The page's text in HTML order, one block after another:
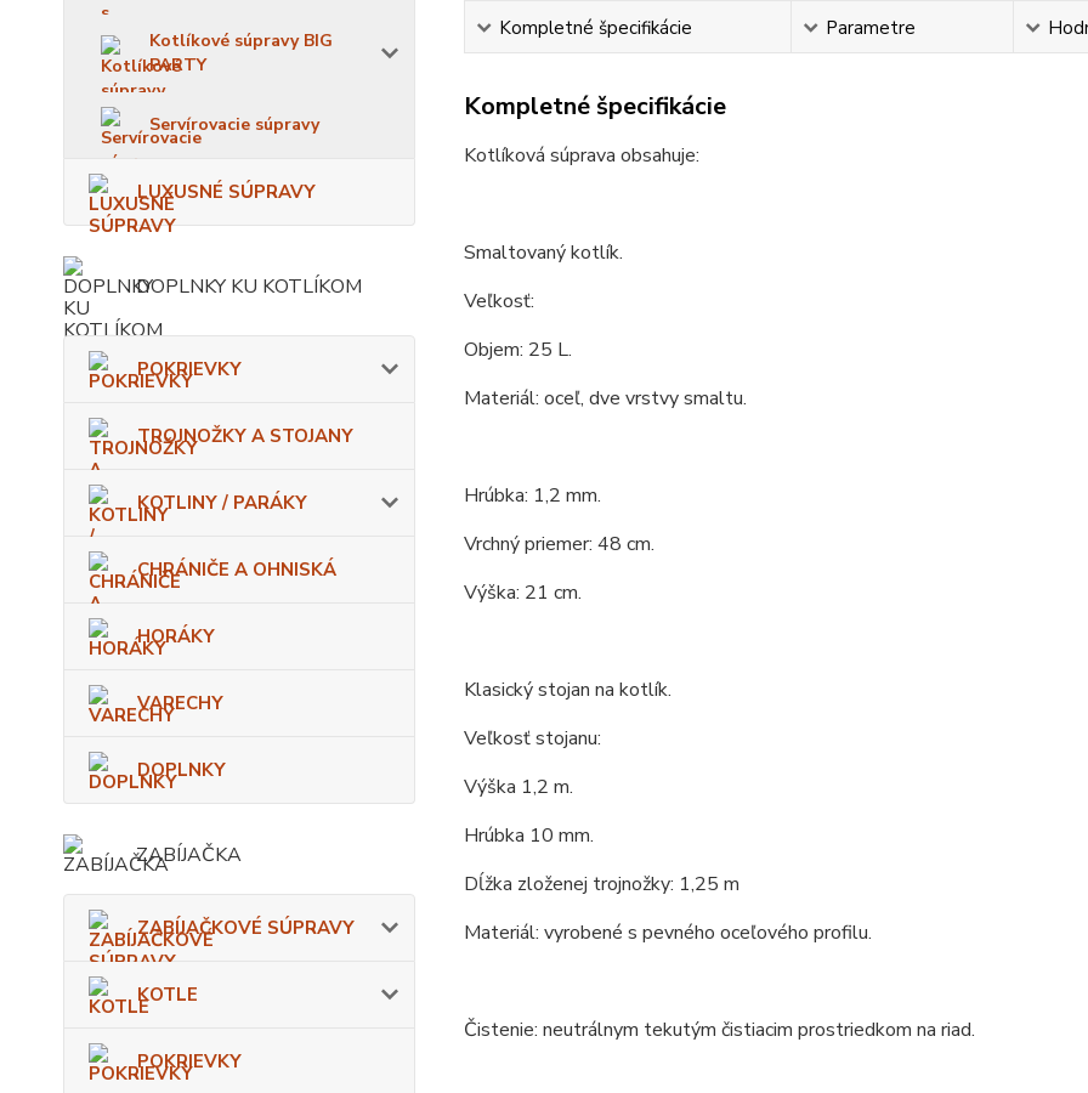
Kotlíkové súpravy BIG
PARTY
Servírovacie súpravy
LUXUSNÉ SÚPRAVY
DOPLNKY KU KOTLÍKOM
POKRIEVKY
TROJNOŽKY A STOJANY
KOTLINY / PARÁKY
CHRÁNIČE A OHNISKÁ
HORÁKY
VARECHY
DOPLNKY
ZABÍJAČKA
ZABÍJAČKOVÉ SÚPRAVY
KOTLE
POKRIEVKY
Kompletné špecifikácie Parametre
Kompletné špecifikácie
Kotlíková súprava obsahuje:
Smaltovaný kotlík.
Veľkosť:
Objem: 25 L.
Materiál: oceľ, dve vrstvy smaltu.
Hrúbka: 1,2 mm.
Vrchný priemer: 48 cm.
Výška: 21 cm.
Klasický stojan na kotlík.
Veľkosť stojanu:
Výška 1,2 m.
Hrúbka 10 mm.
Dĺžka zloženej trojnožky: 1,25 m
Materiál: vyrobené s pevného oceľového profilu.
Čistenie: neutrálnym tekutým čistiacim prostriedkom na riad.